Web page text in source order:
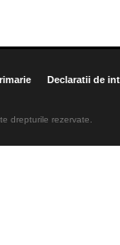
Declaratii de
drepturile rezervate.